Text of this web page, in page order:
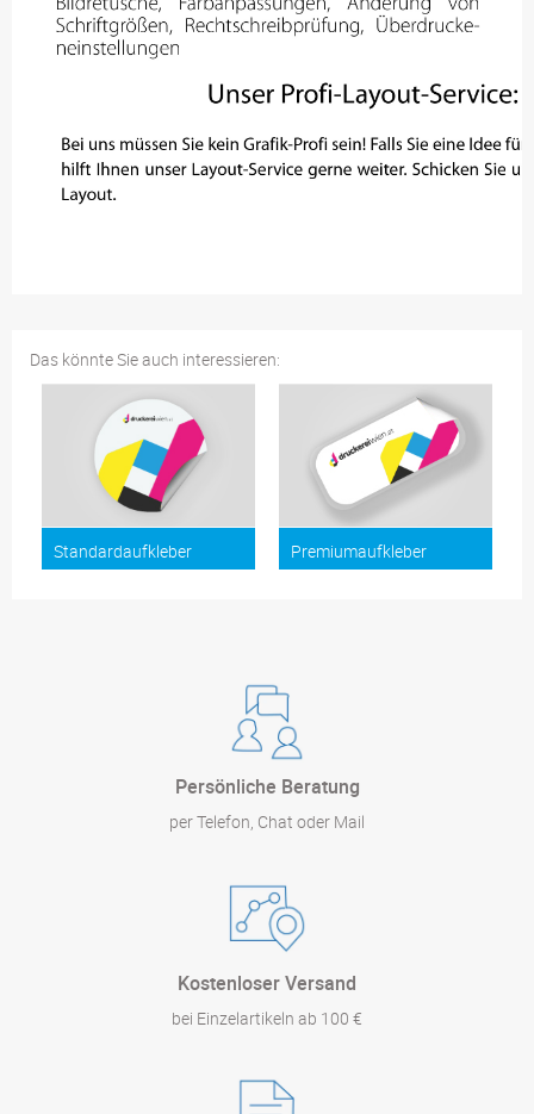
Das könnte Sie auch interessieren:
Standardaufkleber Premiumaufkleber
Persönliche Beratung
per Telefon, Chat oder Mail
Kostenloser Versand
bei Einzelartikeln ab 100 €